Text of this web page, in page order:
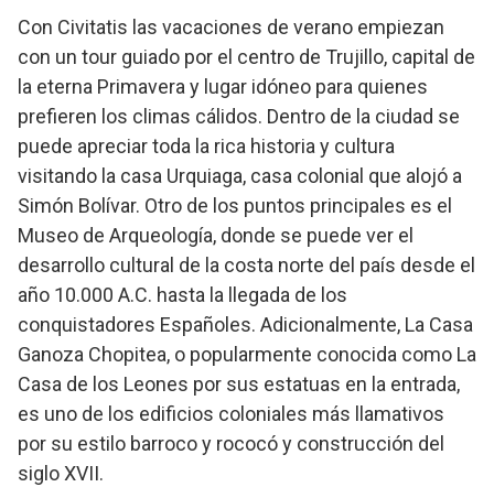
Con Civitatis las vacaciones de verano empiezan
con un tour guiado por el centro de Trujillo, capital de
la eterna Primavera y lugar idóneo para quienes
prefieren los climas cálidos. Dentro de la ciudad se
puede apreciar toda la rica historia y cultura
visitando la casa Urquiaga, casa colonial que alojó a
Simón Bolívar. Otro de los puntos principales es el
Museo de Arqueología, donde se puede ver el
desarrollo cultural de la costa norte del país desde el
año 10.000 A.C. hasta la llegada de los
conquistadores Españoles. Adicionalmente, La Casa
Ganoza Chopitea, o popularmente conocida como La
Casa de los Leones por sus estatuas en la entrada,
es uno de los edificios coloniales más llamativos
por su estilo barroco y rococó y construcción del
siglo XVII.